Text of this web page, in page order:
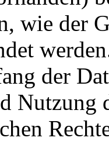
wie der
der
Nutzung